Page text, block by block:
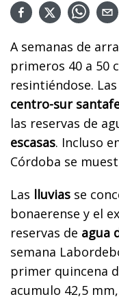
A semanas de
primeros 40 a 50
resintiéndose.
centro-sur
las reservas de
escasas. Incluso
Córdoba se
Las lluvias se
bonaerense y el
reservas de agua
semana
primer quincena
acumulo 42,5